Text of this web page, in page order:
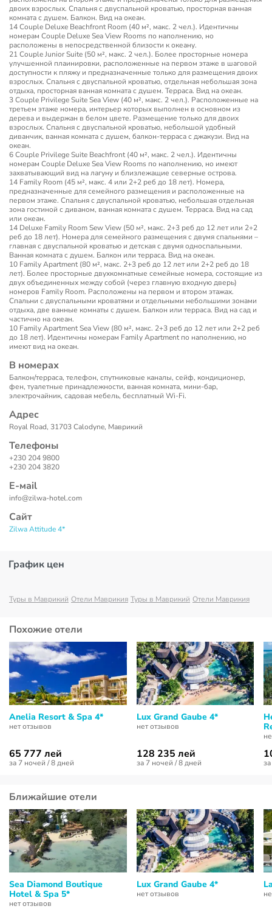
двоих взрослых. Спальня с двуспальной кроватью, просторная ванная
комната с душем. Балкон. Вид на океан.
14 Couple Deluxe Beachfront Room (40 м², макс. 2 чел.). Идентичны
номерам Сouple Deluxe Sea View Rooms по наполнению, но
расположены в непосредственной близости к океану.
21 Couple Junior Suite (50 м², макс. 2 чел.). Более просторные номера
улучшенной плаинировки, расположенные на первом этаже в шаговой
доступности к пляжу и предназначенные только для размещения двоих
взрослых. Спальня с двуспальной кроватью, отдельная небольшая зона
отдыха, просторная ванная комната с душем. Терраса. Вид на океан.
3 Couple Privilege Suite Sea View (40 м², макс. 2 чел.). Расположенные на
третьем этаже номера, интерьер которых выполнен в основном из
дерева и выдержан в белом цвете. Размещение только для двоих
взрослых. Спальня с двуспальной кроватью, небольшой удобный
диванчик, ванная комната с душем, балкон-терраса с джакузи. Вид на
океан.
6 Couple Privilege Suite Beachfront (40 м², макс. 2 чел.). Идентичны
номерам Сouple Deluxe Sea View Rooms по наполнению, но имеют
захватывающий вид на лагуну и близлежащие северные острова.
14 Family Room (45 м², макс. 4 или 2+2 реб до 18 лет). Номера,
предназначенные для семейного размещения и расположенные на
первом этаже. Спальня с двуспальной кроватью, небольшая отдельная
зона гостиной с диваном, ванная комната с душем. Терраса. Вид на сад
или океан.
14 Deluxe Family Room Sew View (50 м², макс. 2+3 реб до 12 лет или 2+2
реб до 18 лет). Номера для семейного размещения с двумя спальнями –
главная с двуспальной кроватью и детская с двумя односпальными.
Ванная комната с душем. Балкон или терраса. Вид на океан.
10 Family Apartment (80 м², макс. 2+3 реб до 12 лет или 2+2 реб до 18
лет). Более просторные двухкомнатные семейные номера, состоящие из
двух объединенных между собой (через главную входную дверь)
номеров Family Room. Расположены на первом и втором этажах.
Спальни с двуспальными кроватями и отдельными небольшими зонами
отдыха, две ванные комнаты с душем. Балкон или терраса. Вид на сад и
частично на океан.
10 Family Apartment Sea View (80 м², макс. 2+3 реб до 12 лет или 2+2 реб
до 18 лет). Идентичны номерам Family Apartment по наполнению, но
имеют вид на океан.
В номерах
Балкон/терраса, телефон, спутниковые каналы, сейф, кондиционер,
фен, туалетные принадлежности, ванная комната, мини-бар,
электрочайник, садовая мебель, бесплатный Wi-Fi.
Адрес
Royal Road, 31703 Calodyne, Маврикий
Телефоны
+230 204 9800
+230 204 3820
Е-маil
info@zilwa-hotel.com
Сайт
Zilwa Attitude 4*
График цен
Туры в Маврикий Отели Маврикия Туры в Маврикий Отели Маврикия
Похожие отели
Anelia Resort & Spa 4*
нет отзывов
65 777 лей
за 7 ночей / 8 дней
Lux Grand Gaube 4*
нет отзывов
128 235 лей
за 7 ночей / 8 дней
Ближайшие отели
Sea Diamond Boutique
Hotel & Spa 5*
нет отзывов
Lux Grand Gaube 4*
нет отзывов